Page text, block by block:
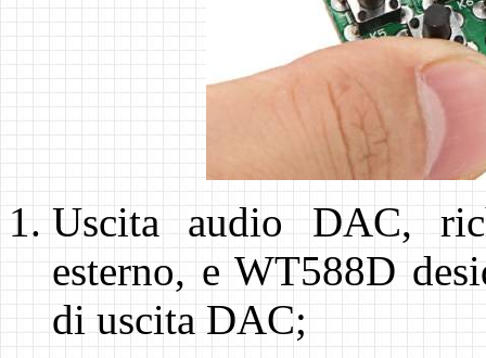
Uscita audio DAC,
esterno, e WT588D
di uscita DAC;